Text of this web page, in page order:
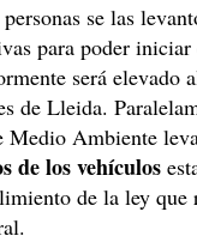
se las
para poder
será elevado
de Lleida.
Medio Ambiente
de los vehículos
de la ley que